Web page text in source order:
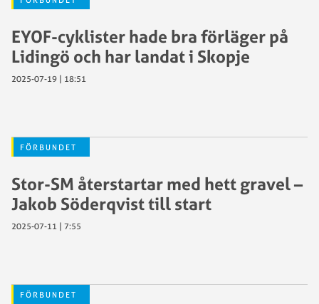
EYOF-cyklister hade bra förläger på
Lidingö och har landat i Skopje
2025-07-19 | 18:51
FÖRBUNDET
Stor-SM återstartar med hett gravel –
Jakob Söderqvist till start
2025-07-11 | 7:55
FÖRBUNDET